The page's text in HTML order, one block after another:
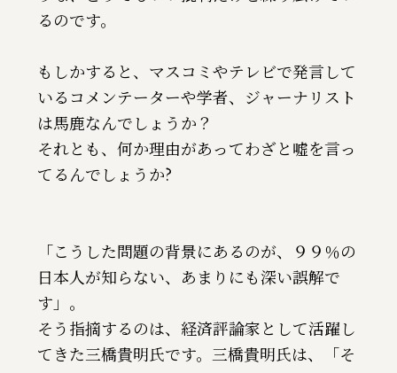
るのです。
もしかすると、マスコミやテレビで発言して
いるコメンテーターや学者、ジャーナリスト
は馬鹿なんでしょうか？
それとも、何か理由があってわざと嘘を言っ
てるんでしょうか?
「こうした問題の背景にあるのが、９９％の
日本人が知らない、あまりにも深い誤解で
す」。
そう指摘するのは、経済評論家として活躍し
てきた三橋貴明氏です。三橋貴明氏は、「そ